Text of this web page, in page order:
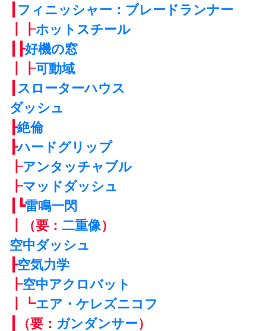
フィニッシャー：ブレードランナー
┃┠ホットスチール
┃┠好機の窓
┃┠可動域
スローターハウス
ダッシュ
┠絶倫
┠ハードグリップ
┠アンタッチャブル
┠マッドダッシュ
┃┗雷鳴一閃
┃（要： 二重像）
空中ダッシュ
┠空気力学
┠空中アクロバット
┃┗エア・ケレズニコフ
┃（要： ガンダンサー）